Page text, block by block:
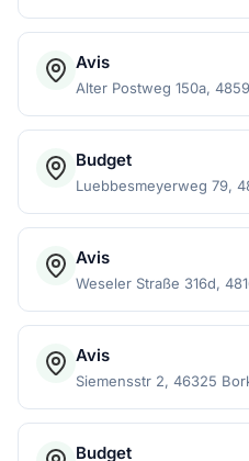
Avis
Alter Postweg 150a,
Budget
Luebbesmeyerweg 79,
Avis
Weseler Straße 316d,
Avis
Siemensstr 2, 46325
Budget